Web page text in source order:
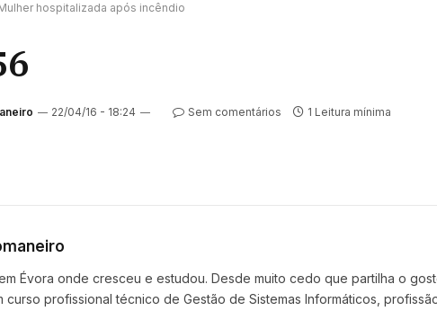
hospitalizada após incêndio
22/04/16 - 18:24 Sem comentários 1 Leitura mínima
Évora onde cresceu e estudou. Desde muito cedo que partilha o
curso profissional técnico de Gestão de Sistemas Informáticos,